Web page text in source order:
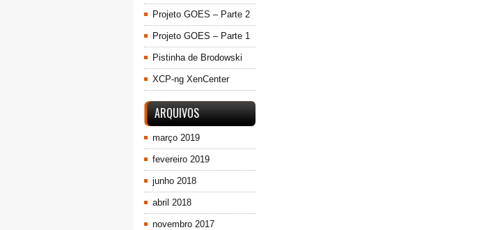
Projeto GOES – Parte 2
Projeto GOES – Parte 1
Pistinha de Brodowski
XCP-ng XenCenter
ARQUIVOS
março 2019
fevereiro 2019
junho 2018
abril 2018
novembro 2017